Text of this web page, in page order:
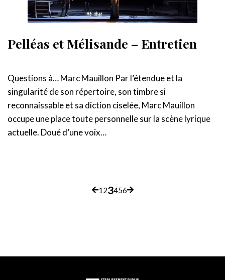
Pelléas et Mélisande – Entretien
Questions à… Marc Mauillon Par l’étendue et la
singularité de son répertoire, son timbre si
reconnaissable et sa diction ciselée, Marc Mauillon
occupe une place toute personnelle sur la scène lyrique
actuelle. Doué d’une voix…
p
i
Page
Page
1
Page
2Page
3Page
4
Page
5
Page
6
Page